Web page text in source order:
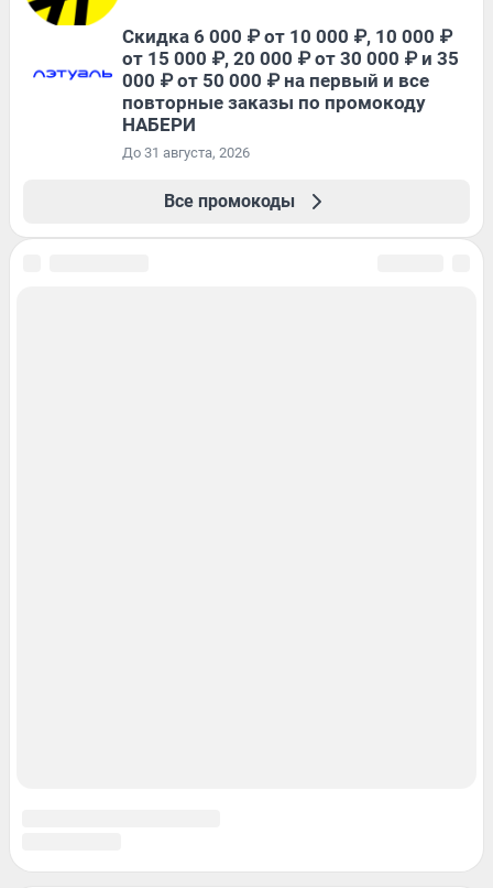
Скидка 6 000 ₽ от 10 000 ₽, 10 000 ₽
от 15 000 ₽, 20 000 ₽ от 30 000 ₽ и 35
000 ₽ от 50 000 ₽ на первый и все
повторные заказы по промокоду
НАБЕРИ
До 31 августа, 2026
Все промокоды